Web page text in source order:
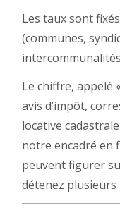
Les taux sont
(communes,
Le chiffre, appelé
avis d’impôt,
locative
notre encadré en
peuvent figurer
détenez plusieurs